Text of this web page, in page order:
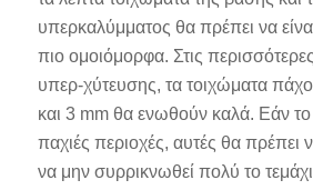
υπερκαλύμματος θα πρέπει να
πιο ομοιόμορφα. Στις
υπερ-χύτευσης, τα τοιχώματα
και 3 mm θα ενωθούν καλά. Εάν το
παχιές περιοχές, αυτές θα πρέπει
να μην συρρικνωθεί πολύ το